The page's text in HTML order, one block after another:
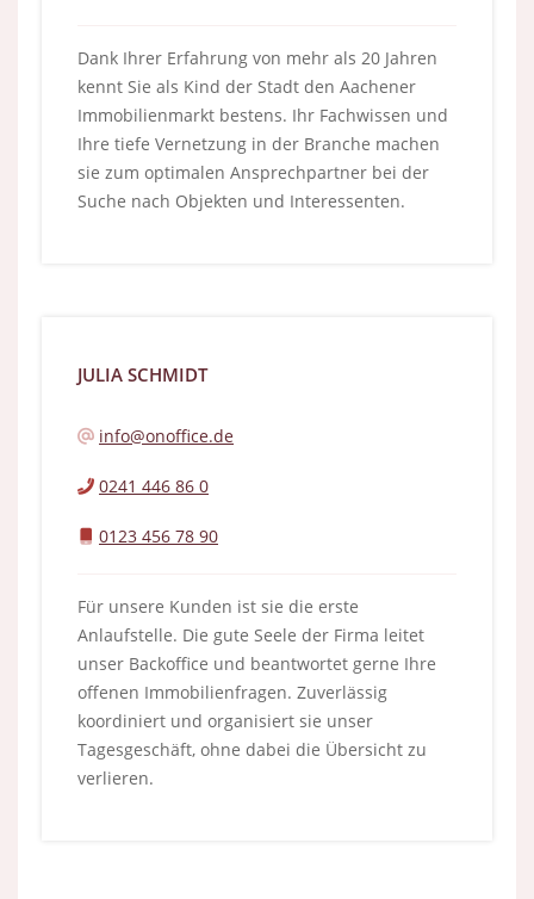
Dank Ihrer Erfahrung von mehr als 20 Jahren
kennt Sie als Kind der Stadt den Aachener
Immobilienmarkt bestens. Ihr Fachwissen und
Ihre tiefe Vernetzung in der Branche machen
sie zum optimalen Ansprechpartner bei der
Suche nach Objekten und Interessenten.
JULIA SCHMIDT
info@onoffice.de
0241 446 86 0
0123 456 78 90
Für unsere Kunden ist sie die erste
Anlaufstelle. Die gute Seele der Firma leitet
unser Backoffice und beantwortet gerne Ihre
offenen Immobilienfragen. Zuverlässig
koordiniert und organisiert sie unser
Tagesgeschäft, ohne dabei die Übersicht zu
verlieren.